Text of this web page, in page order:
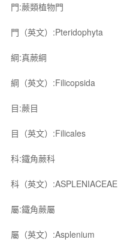
門:蕨類植物門
門（英文）:Pteridophyta
綱:真蕨綱
綱（英文）:Filicopsida
目:蕨目
目（英文）:Filicales
科:鐵角蕨科
科（英文）:ASPLENIACEAE
屬:鐵角蕨屬
屬（英文）:Asplenium